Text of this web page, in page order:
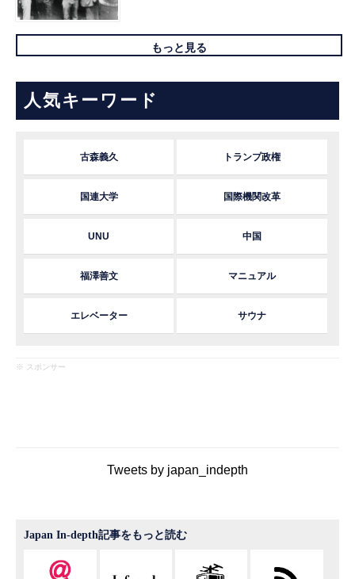
もっと見る
人気キーワード
古森義久 トランプ政権
国連大学 国際機関改革
UNU 中国
福澤善文 マニュアル
エレベーター サウナ
※ スポンサー
Tweets by japan_indepth
Japan In-depth記事をもっと読む